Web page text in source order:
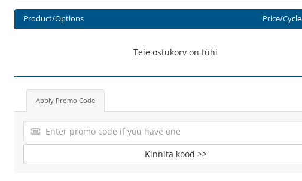
Product/Options Price/Cycle
Teie ostukorv on tühi
Apply Promo Code
Kinnita kood >>